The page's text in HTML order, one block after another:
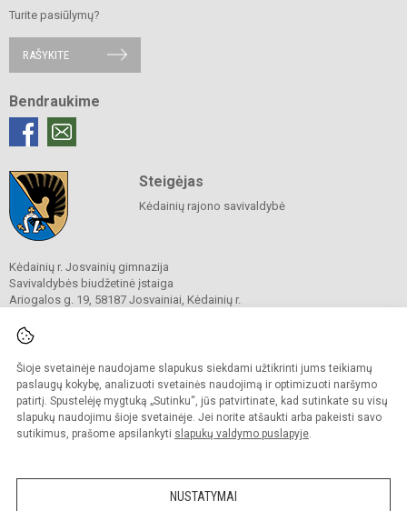
Šioje svetainėje naudojame slapukus siekdami užtikrinti jums teikiamų
paslaugų kokybę, analizuoti svetainės naudojimą ir optimizuoti naršymo
patirtį. Spustelėję mygtuką „Sutinku“, jūs patvirtinate, kad sutinkate su visų
slapukų naudojimu šioje svetainėje. Jei norite atšaukti arba pakeisti savo
sutikimus, prašome apsilankyti slapukų valdymo puslapyje.
NUSTATYMAI
Turite pasiūlymų?
RAŠYKITE
Bendraukime
Steigėjas
Kėdainių rajono savivaldybė
Kėdainių r. Josvainių gimnazija
Savivaldybės biudžetinė įstaiga
Ariogalos g. 19, 58187 Josvainiai, Kėdainių r.
El. p.
Duomenys kaupiami ir saugomi
Juridinių asmenų registre
Įmonės kodas 191018728
Kopijuoti turinį be raštiško gimnazijos sutikimo griežtai draudžiama.
Prieinamumo paraiška Slapukų valdymas